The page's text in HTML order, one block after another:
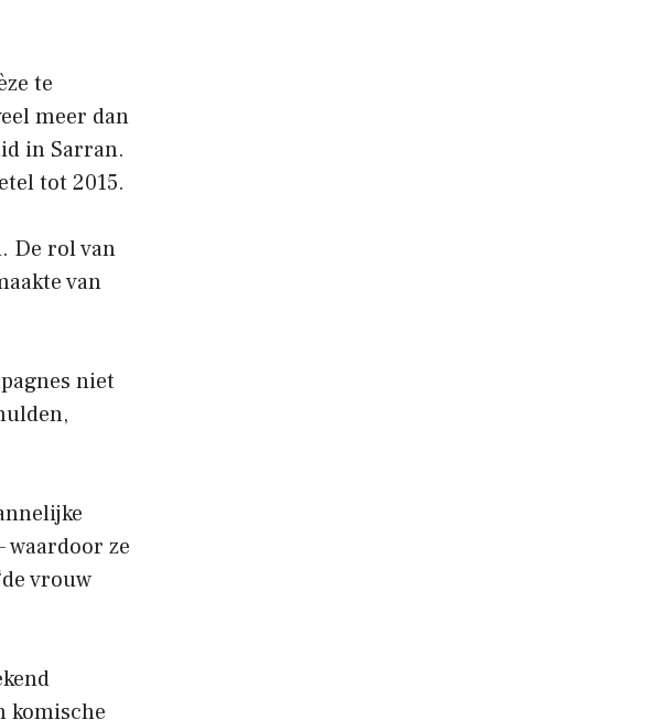
te
meer dan
in Sarran.
tot 2015.
De rol van
van
niet
ze
vrouw
komische